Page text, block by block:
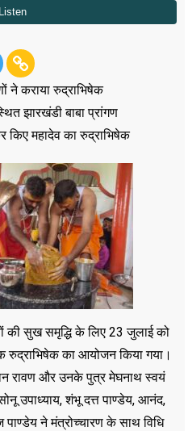
ने कराया रुद्राभिषेक
झारखंडी बाबा प्रांगण
किए महादेव का रुद्राभिषेक
की सुख समृद्धि के लिए 23 जुलाई को
रुद्राभिषेक का आयोजन किया गया।
रावण और उनके पुत्र मेघनाथ स्वयं
उपाध्याय, शंभू दत्त पाण्डेय, आनंद,
पाण्डेय ने मंत्रोच्चारण के साथ विधि